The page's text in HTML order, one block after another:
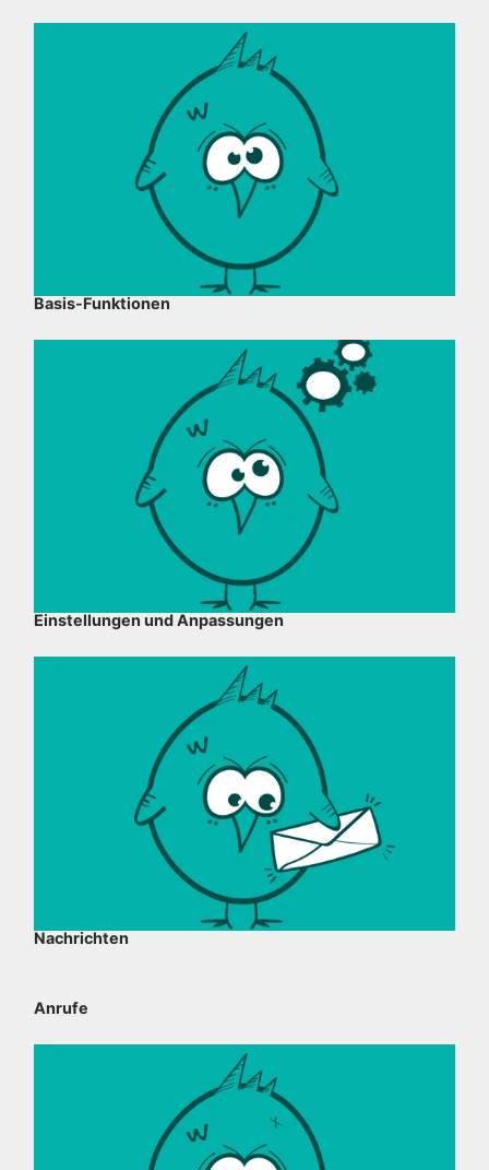
Basis-Funktionen
Einstellungen und Anpassungen
Nachrichten
Anrufe